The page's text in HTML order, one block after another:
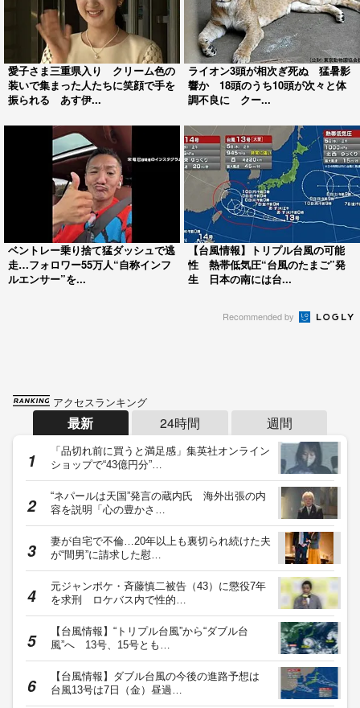
愛子さま三重県入り クリーム色の
装いで集まった人たちに笑顔で手を
振られる あす伊...
ライオン3頭が相次ぎ死ぬ 猛暑影
響か 18頭のうち10頭が次々と体
調不良に クー...
ベントレー乗り捨て猛ダッシュで逃
走…フォロワー55万人“自称インフ
ルエンサー”を...
【台風情報】トリプル台風の可能
性 熱帯低気圧“台風のたまご”発
生 日本の南には台...
Recommended by
アクセスランキング
最新 24時間 週間
「品切れ前に買うと満足感」集英社オンライン
ショップで“43億円分”…
“ネパールは天国”発言の蔵内氏 海外出張の内
容を説明「心の豊かさ…
妻が自宅で不倫…20年以上も裏切られ続けた夫
が“間男”に請求した慰…
元ジャンポケ・斉藤慎二被告（43）に懲役7年
を求刑 ロケバス内で性的…
【台風情報】“トリプル台風”から“ダブル台
風”へ 13号、15号とも…
【台風情報】ダブル台風の今後の進路予想は
台風13号は7日（金）昼過…